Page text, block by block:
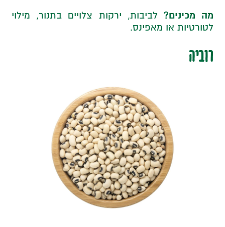
מה מכינים? לביבות, ירקות צלויים בתנור, מילוי
לטורטיות או מאפינס.
רוביה